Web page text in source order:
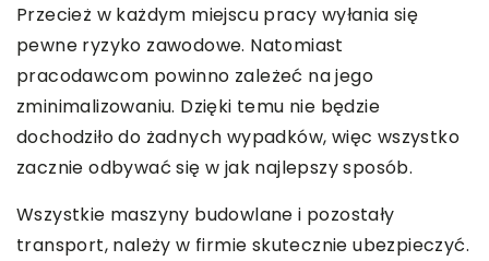
Przecież w każdym miejscu pracy wyłania się
pewne ryzyko zawodowe. Natomiast
pracodawcom powinno zależeć na jego
zminimalizowaniu. Dzięki temu nie będzie
dochodziło do żadnych wypadków, więc wszystko
zacznie odbywać się w jak najlepszy sposób.
Wszystkie maszyny budowlane i pozostały
transport, należy w firmie skutecznie ubezpieczyć.